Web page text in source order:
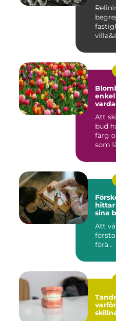
Att
bud
färg
som
hittar
sina
Att
förä...